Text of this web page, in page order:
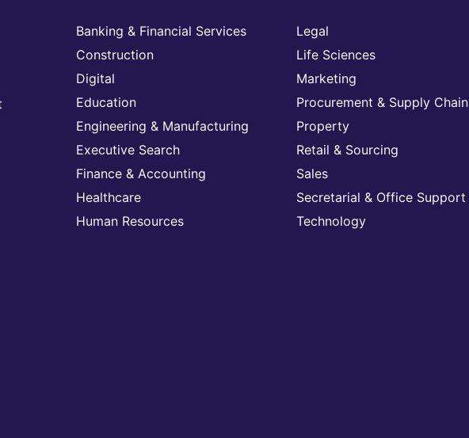
Banking & Financial Services
Construction
Digital
Education
Engineering & Manufacturing
Executive Search
Finance & Accounting
Healthcare
Human Resources
Legal
Life Sciences
Marketing
Procurement & Supply Chain
Property
Retail & Sourcing
Sales
Secretarial & Office Support
Technology